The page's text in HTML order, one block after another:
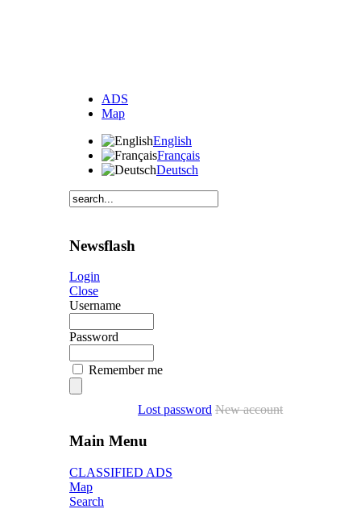
ADS
Map
English
Français
Deutsch
Newsflash
Login
Close
Username
Password
Remember me
Lost password New account
Main Menu
CLASSIFIED ADS
Map
Search